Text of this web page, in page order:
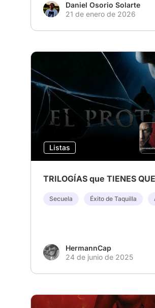
Daniel Osorio Solarte
21 de enero de 2026
Listas
TRILOGÍAS que TIENES
Secuela Éxito de Taquilla
HermannCap
24 de junio de 2025